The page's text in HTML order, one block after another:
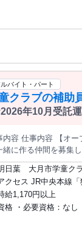
学びながら、でき
相談くださ
たい学生さん(高卒
ついては下記リンク
ルバイト・パート
クラブの補助
年10月受託
内容 仕事内容 【オ
緒に作る仲間を募集
スタートで きるお仕
見 守りなど） ●登室
の見守りが中心で、
りがいPOINT☆ こどもたちの成長をすぐそばで感じられるお仕事 です。遊びや生活習慣を一
学びながら、でき
日葉 大月市学童ク
クセス JR中央本線
給1,170円以上
格 ・必要資格：なし ＜